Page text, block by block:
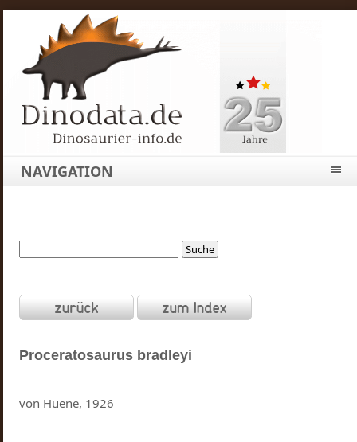
NAVIGATION
Proceratosaurus bradleyi
von Huene, 1926